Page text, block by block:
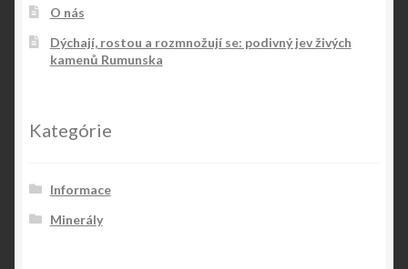
O nás
Dýchají, rostou a rozmnožují se: podivný jev živých
kamenů Rumunska
Kategórie
Informace
Minerály